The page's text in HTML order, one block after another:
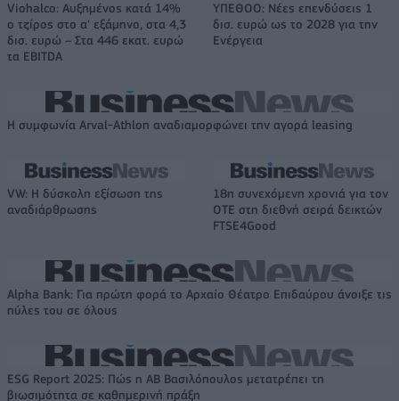
Viohalco: Αυξημένος κατά 14%
ο τζίρος στο α' εξάμηνο, στα 4,3
δισ. ευρώ – Στα 446 εκατ. ευρώ
τα EBITDA
ΥΠΕΘΟΟ: Νέες επενδύσεις 1
δισ. ευρώ ως το 2028 για την
Ενέργεια
Η συμφωνία Arval-Athlon αναδιαμορφώνει την αγορά leasing
VW: Η δύσκολη εξίσωση της
αναδιάρθρωσης
18η συνεχόμενη χρονιά για τον
ΟΤΕ στη διεθνή σειρά δεικτών
FTSE4Good
Alpha Bank: Για πρώτη φορά το Αρχαίο Θέατρο Επιδαύρου άνοιξε τις
πύλες του σε όλους
ESG Report 2025: Πώς η ΑΒ Βασιλόπουλος μετατρέπει τη
βιωσιμότητα σε καθημερινή πράξη